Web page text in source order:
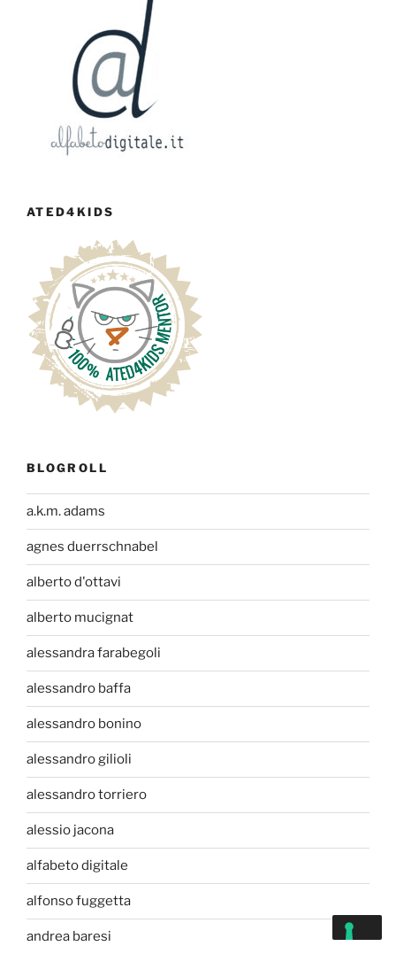
ATED4KIDS
BLOGROLL
a.k.m. adams
agnes duerrschnabel
alberto d'ottavi
alberto mucignat
alessandra farabegoli
alessandro baffa
alessandro bonino
alessandro gilioli
alessandro torriero
alessio jacona
alfabeto digitale
alfonso fuggetta
andrea baresi